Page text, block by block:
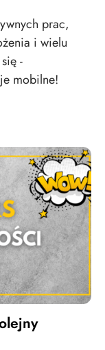
prac,
i wielu
-
mobilne!